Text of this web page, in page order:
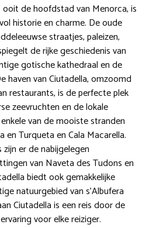
ooit de hoofdstad van Menorca, is
historie en charme. De oude
straatjes, paleizen,
de rijke geschiedenis van
gotische kathedraal en de
haven van Ciutadella, omzoomd
restaurants, is de perfecte plek
zeevruchten en de lokale
van de mooiste stranden
en Turqueta en Cala Macarella.
er de nabijgelegen
van Naveta des Tudons en
biedt ook gemakkelijke
natuurgebied van s’Albufera
Ciutadella is een reis door de
voor elke reiziger.